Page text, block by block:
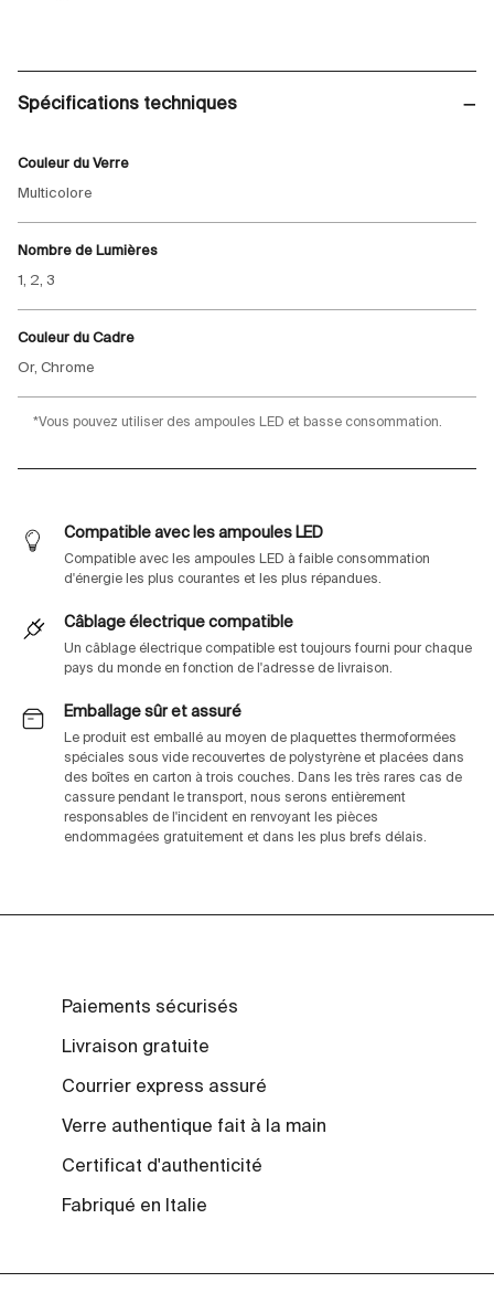
Spécifications techniques
Couleur du Verre
Multicolore
Nombre de Lumières
1, 2, 3
Couleur du Cadre
Or, Chrome
*Vous pouvez utiliser des ampoules LED et basse consommation.
Compatible avec les ampoules LED
Compatible avec les ampoules LED à faible consommation
d'énergie les plus courantes et les plus répandues.
Câblage électrique compatible
Un câblage électrique compatible est toujours fourni pour chaque
pays du monde en fonction de l'adresse de livraison.
Emballage sûr et assuré
Le produit est emballé au moyen de plaquettes thermoformées
spéciales sous vide recouvertes de polystyrène et placées dans
des boîtes en carton à trois couches. Dans les très rares cas de
cassure pendant le transport, nous serons entièrement
responsables de l'incident en renvoyant les pièces
endommagées gratuitement et dans les plus brefs délais.
Paiements sécurisés
Livraison gratuite
Courrier express assuré
Verre authentique fait à la main
Certificat d'authenticité
Fabriqué en Italie